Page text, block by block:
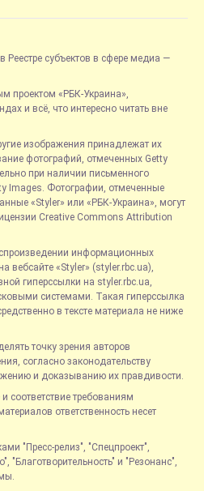
Реестре субъектов в сфере медиа —
проектом «РБК-Украина»,
и всё, что интересно читать вне
изображения принадлежат их
фотографий, отмеченных Getty
при наличии письменного
Images. Фотографии, отмеченные
«Styler» или «РБК-Украина», могут
Creative Commons Attribution
информационных
вебсайте «Styler» (styler.rbc.ua),
гиперссылки на styler.rbc.ua,
системами. Такая гиперссылка
в тексте материала не ниже
точку зрения авторов
согласно законодательству
и доказыванию их правдивости.
соответствие требованиям
ответственность несет
"Пресс-релиз", "Спецпроект",
"Благотворительность" и "Резонанс",